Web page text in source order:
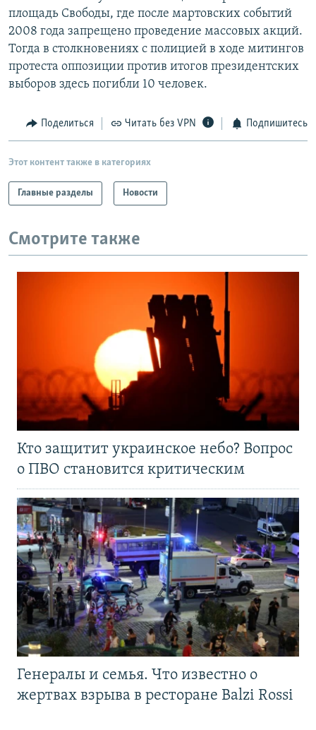
площадь Свободы, где после мартовских событий
2008 года запрещено проведение массовых акций.
Тогда в столкновениях с полицией в ходе митингов
протеста оппозиции против итогов президентских
выборов здесь погибли 10 человек.
Поделиться Читать без VPN Подпишитесь
Этот контент также в категориях
Главные разделы Новости
Смотрите также
Кто защитит украинское небо? Вопрос
о ПВО становится критическим
Генералы и семья. Что известно о
жертвах взрыва в ресторане Balzi Rossi